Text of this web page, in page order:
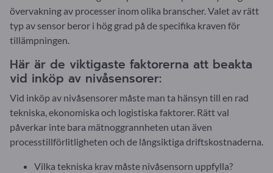
övervakning av processer inom olika branscher. Valet av rätt
typ av sensor beror i hög grad på de specifika kraven för
tillämpningen.
Här är de viktigaste faktorerna att beakta
vid inköp av nivåsensorer:
Vid inköp av nivåsensorer måste man ta hänsyn till en rad
tekniska, ekonomiska och logistiska faktorer. Rätt val
påverkar inte bara mätnoggrannheten utan även
processtillförlitligheten och de långsiktiga driftskostnaderna.
Vilka tekniska krav måste nivåsensorn uppfylla?